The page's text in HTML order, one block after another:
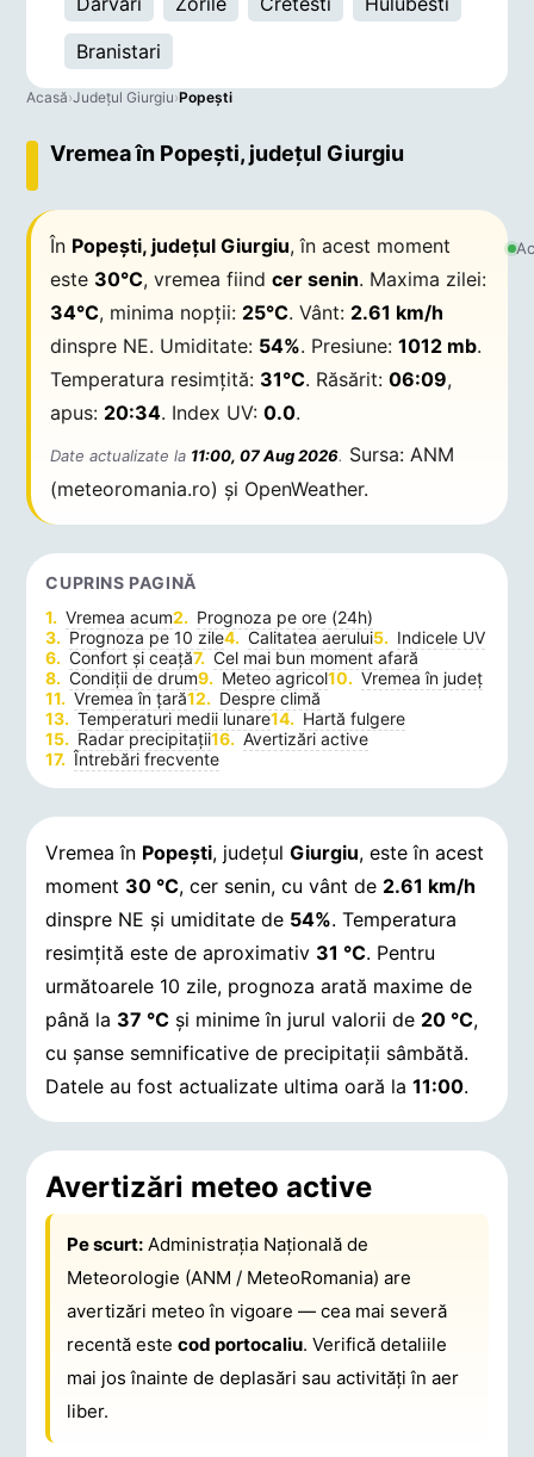
Branistari
Acasă›Județul Giurgiu›Popeşti
Vremea în Popeşti, județul Giurgiu
În Popeşti, județul Giurgiu, în acest moment
este 30°C, vremea fiindcer senin. Maxima zilei:
34°C, minima nopții: 25°C. Vânt: 2.61 km/h
dinspre NE. Umiditate: 54%. Presiune:1012 mb.
Temperatura resimțită: 31°C. Răsărit:06:09,
apus: 20:34. Index UV:0.0.
Date actualizate la 11:00, 07 Aug 2026. Sursa: ANM
(meteoromania.ro) și OpenWeather.
CUPRINS PAGINĂ
Vremea acum
Prognoza pe ore (24h)
Prognoza pe 10 zile
Calitatea aerului
Indicele UV
Confort și ceață
Cel mai bun moment afară
Condiții de drum
Meteo agricol
Vremea în județ
Vremea în țară
Despre climă
Temperaturi medii lunare
Hartă fulgere
Radar precipitații
Avertizări active
Întrebări frecvente
Vremea în Popeşti, județulGiurgiu, este în acest
moment 30 °C, cer senin, cu vânt de 2.61 km/h
dinspre NE și umiditate de 54%. Temperatura
resimțită este de aproximativ 31 °C. Pentru
următoarele 10 zile, prognoza arată maxime de
până la 37 °C și minime în jurul valorii de 20 °C,
cu șanse semnificative de precipitații sâmbătă.
Datele au fost actualizate ultima oară la11:00.
Avertizări meteo active
Pe scurt: Administrația Națională de
Meteorologie (ANM / MeteoRomania) are
avertizări meteo în vigoare — cea mai severă
recentă estecod portocaliu. Verifică detaliile
mai jos înainte de deplasări sau activități în aer
liber.